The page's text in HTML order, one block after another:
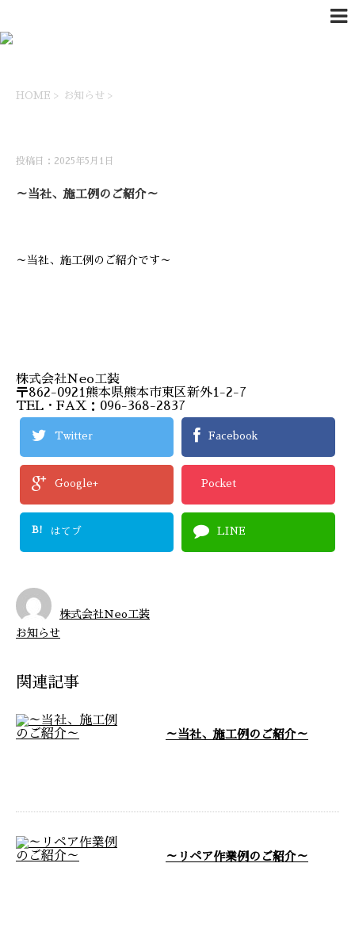
HOME > お知らせ >
投稿日：2025年5月1日
～当社、施工例のご紹介～
～当社、施工例のご紹介です～
株式会社Ｎeo工装
〒862-0921熊本県熊本市東区新外1-2-7
TEL・FAX：096-368-2837
Twitter Facebook
Google+ Pocket
B! はてブ LINE
株式会社Ｎeo工装
お知らせ
関連記事
～当社、施工例のご紹介～
～リペア作業例のご紹介～